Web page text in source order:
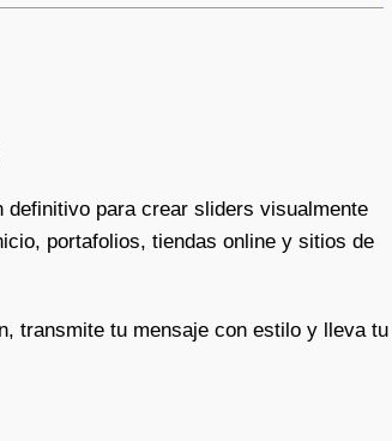
definitivo para crear sliders visualmente
portafolios, tiendas online y sitios de
transmite tu mensaje con estilo y lleva tu